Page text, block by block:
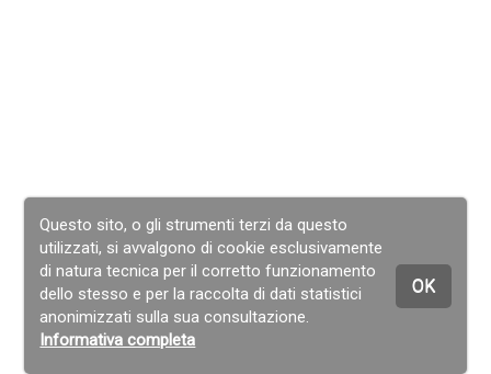
Questo sito, o gli strumenti terzi da questo
utilizzati, si avvalgono di cookie esclusivamente
di natura tecnica per il corretto funzionamento
dello stesso e per la raccolta di dati statistici
anonimizzati sulla sua consultazione.
Informativa completa
OK